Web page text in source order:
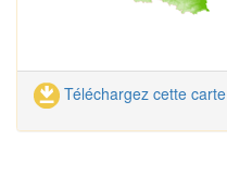
Téléchargez cette carte